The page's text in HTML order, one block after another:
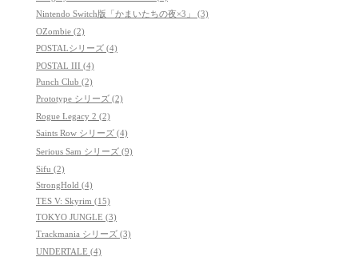
Nintendo Switch版「かまいたちの夜×3」 (3)
OZombie (2)
POSTALシリーズ (4)
POSTAL III (4)
Punch Club (2)
Prototype シリーズ (2)
Rogue Legacy 2 (2)
Saints Row シリーズ (4)
Serious Sam シリーズ (9)
Sifu (2)
StrongHold (4)
TES V: Skyrim (15)
TOKYO JUNGLE (3)
Trackmania シリーズ (3)
UNDERTALE (4)